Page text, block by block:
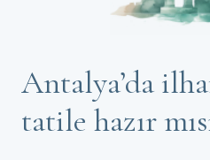
Antalya’da
tatile hazır